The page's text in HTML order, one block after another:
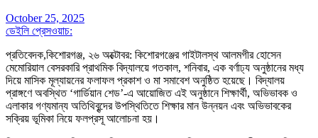
October 25, 2025
ডেইলি প্রেসওয়াচ:
প্রতিবেদক,কিশোরগঞ্জ, ২৬ অক্টোবর: কিশোরগঞ্জের গাইটালস্থ আলমগীর হোসেন
মেমোরিয়াল বেসরকারি প্রাথমিক বিদ্যালয়ে গতকাল, শনিবার, এক বর্ণাঢ্য অনুষ্ঠানের মধ্য
দিয়ে মাসিক মূল্যায়নের ফলাফল প্রকাশ ও মা সমাবেশ অনুষ্ঠিত হয়েছে। বিদ্যালয়
প্রাঙ্গণে অবস্থিত ‘গার্ডিয়ান শেড’-এ আয়োজিত এই অনুষ্ঠানে শিক্ষার্থী, অভিভাবক ও
এলাকার গণ্যমান্য অতিথিবৃন্দের উপস্থিতিতে শিক্ষার মান উন্নয়ন এবং অভিভাবকের
সক্রিয় ভূমিকা নিয়ে ফলপ্রসূ আলোচনা হয়।